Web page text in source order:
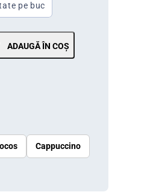
pe buc
ADAUGĂ ÎN COȘ
Cappuccino